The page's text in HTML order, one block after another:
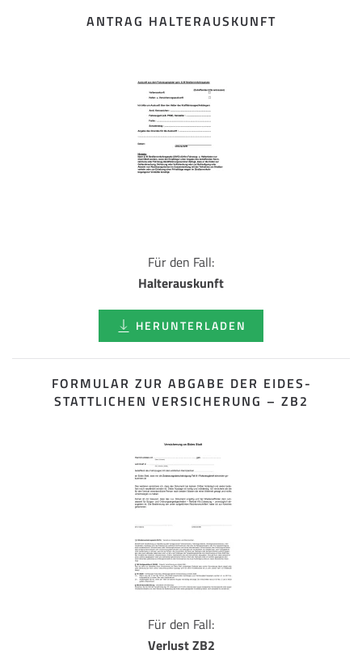
ANTRAG HALTERAUSKUNFT
Für den Fall:
Halterauskunft
HERUNTERLADEN
FORMULAR ZUR ABGABE DER EIDES­
STATTLICHEN VERSICHERUNG – ZB2
Für den Fall:
Verlust ZB2